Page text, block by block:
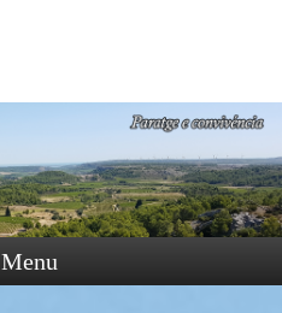
Paratge e Convivència
Menu